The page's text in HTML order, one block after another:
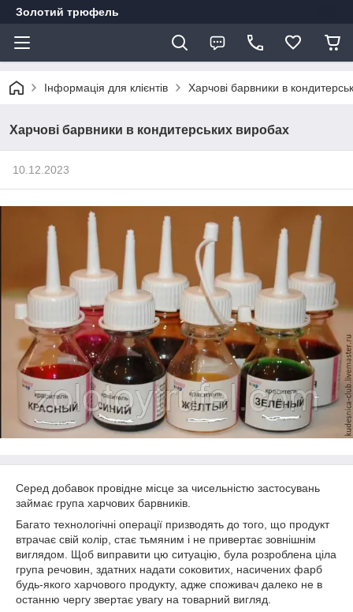
Золотий трюфель
Інформація для клієнтів Харчові барвники в
Харчові барвники в кондитерських виробах
10.12.2023
Серед добавок провідне місце за чисельністю застосувань
займає група харчових барвників.
Багато технологічні операції призводять до того, що продукт
втрачає свій колір, стає тьмяним і не привертає зовнішнім
виглядом. Щоб виправити цю ситуацію, була розроблена ціла
група речовин, здатних надати соковитих, насичених фарб
будь-якого харчового продукту, адже споживач далеко не в
останню чергу звертає увагу на товарний вигляд.